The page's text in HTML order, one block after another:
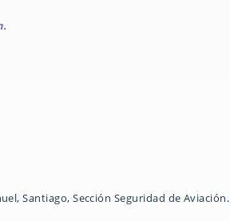
Santiago, Sección Seguridad de Aviación.